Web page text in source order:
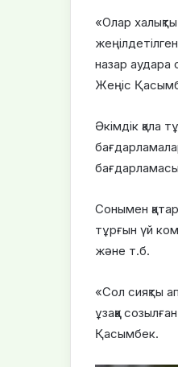
«Олар
назар аудара
Жеңіс
Әкімдік қала
Сонымен
тұрғын үй
және т.б.
«Сол сияқты
ұзаққа
Қасымбек.